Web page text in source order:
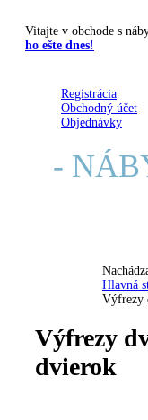
Vitajte v obchode s
ho ešte dnes!
Registrácia
Obchodný účet
Objednávky
-
Hlavná
Výfrezy
Výfrezy
dvierok